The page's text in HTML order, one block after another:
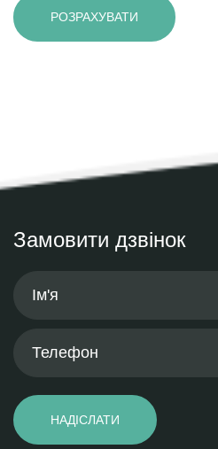
РОЗРАХУВАТИ
Замовити дзвінок
НАДІСЛАТИ